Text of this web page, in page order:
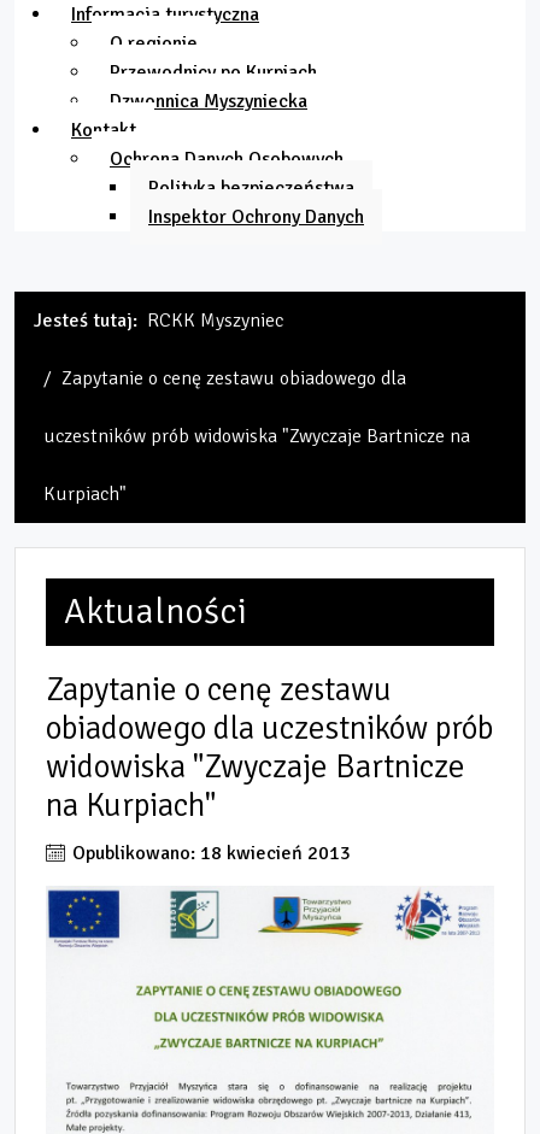
Informacja turystyczna
O regionie
Przewodnicy po Kurpiach
Dzwonnica Myszyniecka
Kontakt
Ochrona Danych Osobowych
Polityka bezpieczeństwa
Inspektor Ochrony Danych
Jesteś tutaj: RCKK Myszyniec
Zapytanie o cenę zestawu obiadowego dla
uczestników prób widowiska "Zwyczaje Bartnicze na
Kurpiach"
Aktualności
Zapytanie o cenę zestawu
obiadowego dla uczestników prób
widowiska "Zwyczaje Bartnicze
na Kurpiach"
Opublikowano: 18 kwiecień 2013